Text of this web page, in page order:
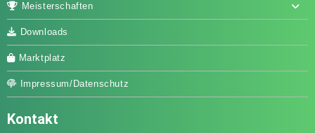
Meisterschaften
Downloads
Marktplatz
Impressum/Datenschutz
Kontakt